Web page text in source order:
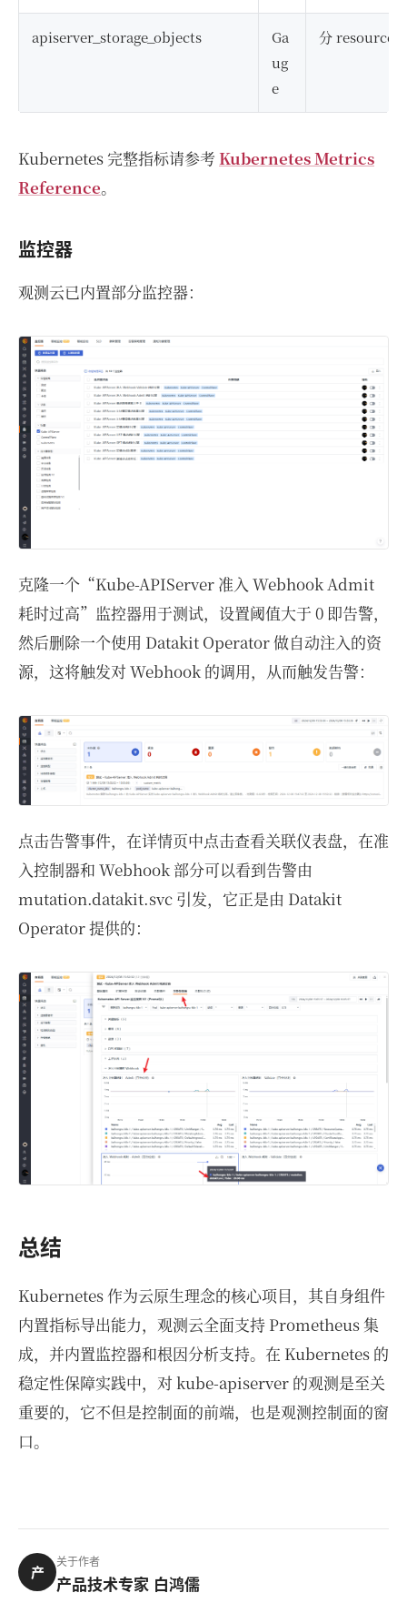
apiserver_storage_objects
Ga
ug
e
分 resource
Kubernetes 完整指标请参考 Kubernetes Metrics
Reference。
监控器
观测云已内置部分监控器：
克隆一个“Kube-APIServer 准入 Webhook Admit
耗时过高”监控器用于测试，设置阈值大于 0 即告警，
然后删除一个使用 Datakit Operator 做自动注入的资
源，这将触发对 Webhook 的调用，从而触发告警：
点击告警事件，在详情页中点击查看关联仪表盘，在准
入控制器和 Webhook 部分可以看到告警由
mutation.datakit.svc 引发，它正是由 Datakit
Operator 提供的：
总结
Kubernetes 作为云原生理念的核心项目，其自身组件
内置指标导出能力，观测云全面支持 Prometheus 集
成，并内置监控器和根因分析支持。在 Kubernetes 的
稳定性保障实践中，对 kube-apiserver 的观测是至关
重要的，它不但是控制面的前端，也是观测控制面的窗
口。
产
关于作者
产品技术专家 白鸿儒